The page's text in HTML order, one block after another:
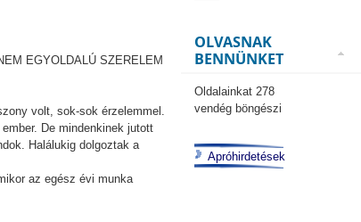
EGYOLDALÚ SZERELEM
volt, sok-sok érzelemmel.
De mindenkinek jutott
Halálukig dolgoztak a
az egész évi munka
OLVASNAK
BENNÜNKET
Oldalainkat 278
vendég böngészi
Apróhirdetések